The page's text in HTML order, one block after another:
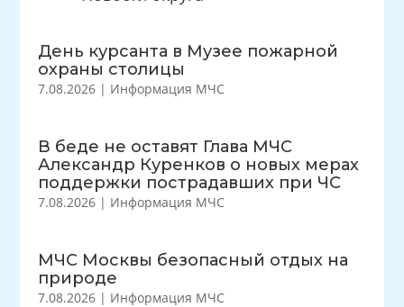
День курсанта в Музее пожарной
охраны столицы
7.08.2026 | Информация МЧС
В беде не оставят Глава МЧС
Александр Куренков о новых мерах
поддержки пострадавших при ЧС
7.08.2026 | Информация МЧС
МЧС Москвы безопасный отдых на
природе
7.08.2026 | Информация МЧС